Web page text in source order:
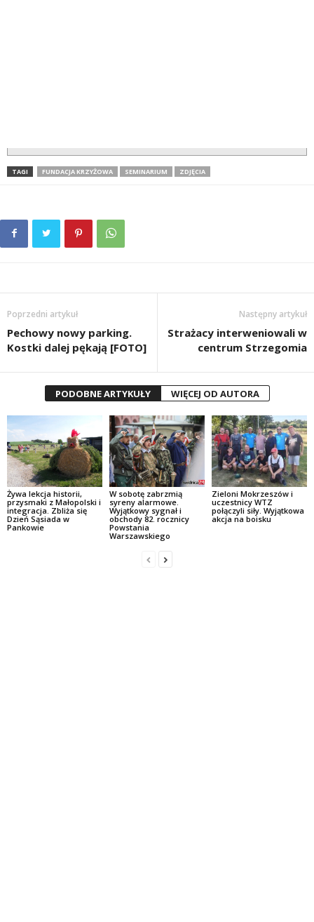
TAGI FUNDACJA KRZYŻOWA SEMINARIUM ZDJĘCIA
Poprzedni artykuł
Pechowy nowy parking.
Kostki dalej pękają [FOTO]
Następny artykuł
Strażacy interweniowali w
centrum Strzegomia
PODOBNE ARTYKUŁY WIĘCEJ OD AUTORA
Żywa lekcja historii,
przysmaki z Małopolski i
integracja. Zbliża się
Dzień Sąsiada w
Pankowie
W sobotę zabrzmią
syreny alarmowe.
Wyjątkowy sygnał i
obchody 82. rocznicy
Powstania
Warszawskiego
Zieloni Mokrzeszów i
uczestnicy WTZ
połączyli siły. Wyjątkowa
akcja na boisku